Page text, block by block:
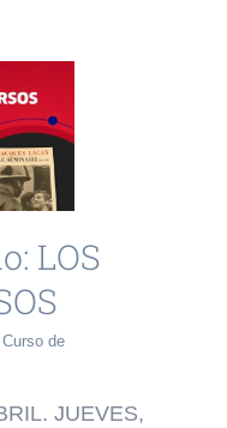
LOS
Curso de
JUEVES,